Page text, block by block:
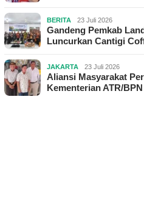
BERITA 23 Juli 2026
Gandeng Pemkab
Luncurkan Cantigi
JAKARTA 23 Juli 2026
Aliansi Masyarakat
Kementerian ATR/